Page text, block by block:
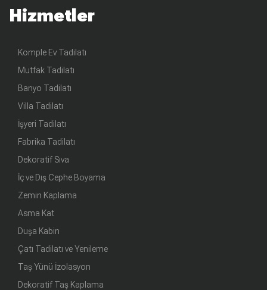
Hizmetler
Komple Ev Tadilatı
Mutfak Tadilatı
Banyo Tadilatı
Villa Tadilatı
İşyeri Tadilatı
Fabrika Tadilatı
Dekoratif Sıva
İç ve Dış Cephe Boyama
Zemin Kaplama
Asma Kat
Duşa Kabin
Çatı Tadilatı ve Yenileme
Taş Yünü İzolasyon
Dekoratif Taş Kaplama